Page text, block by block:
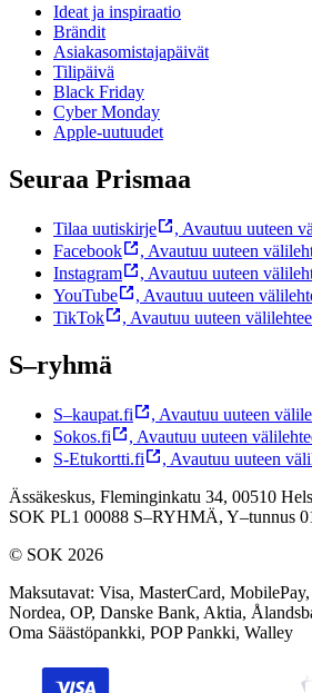
Ideat ja inspiraatio
Brändit
Asiakasomistajapäivät
Tilipäivä
Black Friday
Cyber Monday
Apple-uutuudet
Seuraa Prismaa
Tilaa uutiskirje , Avautuu uuteen
Facebook
, Avautuu uuteen
Instagram
, Avautuu uuteen
YouTube
, Avautuu uuteen
TikTok
, Avautuu uuteen
S–ryhmä
S–kaupat.fi , Avautuu uuteen
Sokos.fi
, Avautuu uuteen
S-Etukortti.fi
, Avautuu uuteen
Ässäkeskus, Fleminginkatu 34, 00510
SOK PL1 00088 S–RYHMÄ, Y–tunnus
© SOK 2026
Maksutavat: Visa, MasterCard,
Nordea, OP, Danske Bank, Aktia,
Oma Säästöpankki, POP Pankki, Walley